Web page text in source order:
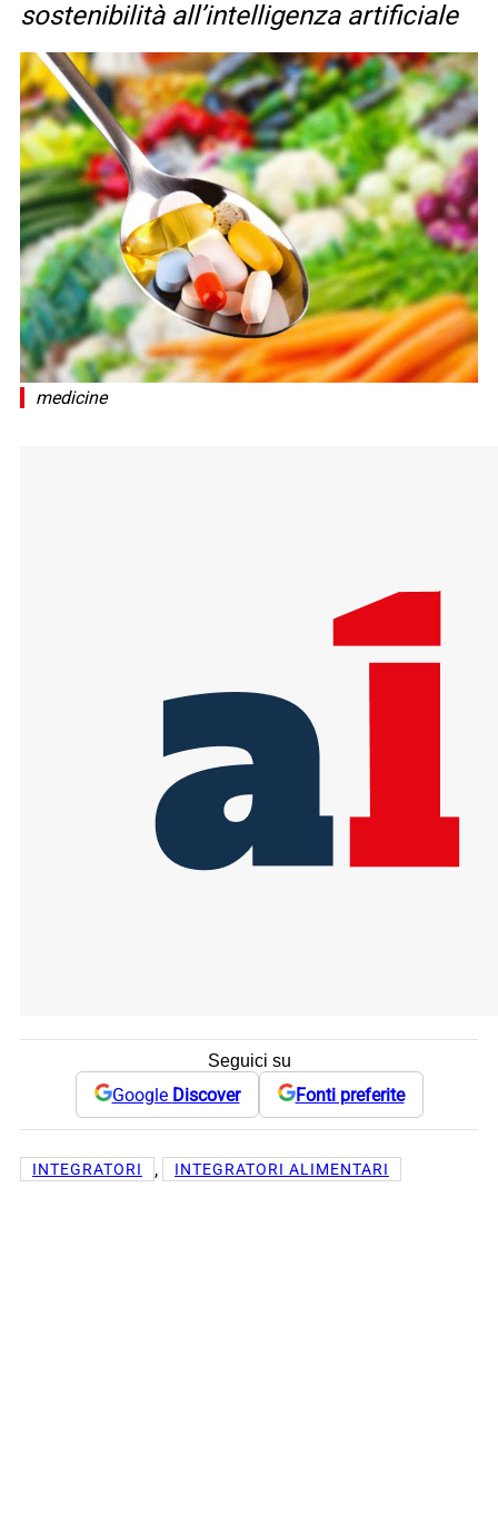
sostenibilità all’intelligenza artificiale
medicine
Seguici su
Google Discover Fonti preferite
INTEGRATORI , INTEGRATORI ALIMENTARI